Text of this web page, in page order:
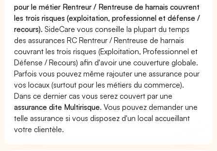
pour le métier Rentreur / Rentreuse de harnais couvrent
les trois risques (exploitation, professionnel et défense /
recours). SideCare vous conseille la plupart du temps
des assurances RC Rentreur / Rentreuse de harnais
couvrant les trois risques (Exploitation, Professionnel et
Défense / Recours) afin d'avoir une couverture globale.
Parfois vous pouvez même rajouter une assurance pour
vos locaux (surtout pour les métiers du commerce).
Dans ce dernier cas vous serez couvert par une
assurance dite Multirisque. Vous pouvez demander une
telle assurance si vous disposez d'un local accueillant
votre clientèle.